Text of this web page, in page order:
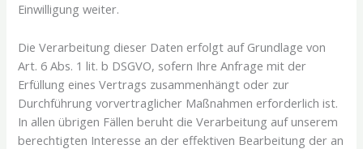
Einwilligung weiter.
Die Verarbeitung dieser Daten erfolgt auf Grundlage von
Art. 6 Abs. 1 lit. b DSGVO, sofern Ihre Anfrage mit der
Erfüllung eines Vertrags zusammenhängt oder zur
Durchführung vorvertraglicher Maßnahmen erforderlich ist.
In allen übrigen Fällen beruht die Verarbeitung auf unserem
berechtigten Interesse an der effektiven Bearbeitung der an